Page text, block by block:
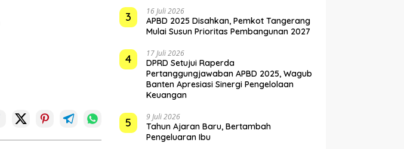
3 16 Juli 2026
APBD 2025 Disahkan, Pemkot Tangerang
Mulai Susun Prioritas Pembangunan 2027
4 17 Juli 2026
DPRD Setujui Raperda
Pertanggungjawaban APBD 2025, Wagub
Banten Apresiasi Sinergi Pengelolaan
Keuangan
5 9 Juli 2026
Tahun Ajaran Baru, Bertambah
Pengeluaran Ibu